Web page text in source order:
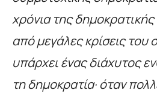
χρόνια της
από μεγάλες κρίσεις του
υπάρχει ένας διάχυτος
τη δημοκρατία· όταν